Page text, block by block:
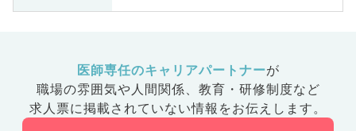
医師専任のキャリアパートナーが
職場の雰囲気や人間関係、 教育・研修制度など
求人票に掲載されていない情報をお伝えします。